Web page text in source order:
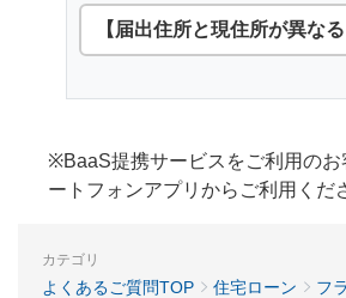
【届出住所と現住所が異なる
※BaaS提携サービスをご利用のお
ートフォンアプリからご利用くだ
カテゴリ
よくあるご質問TOP 住宅ローン フ